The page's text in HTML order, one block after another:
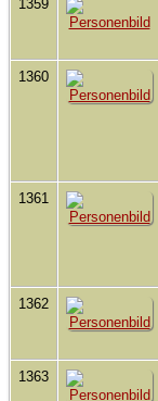
1359
1360
1361
1362
1363